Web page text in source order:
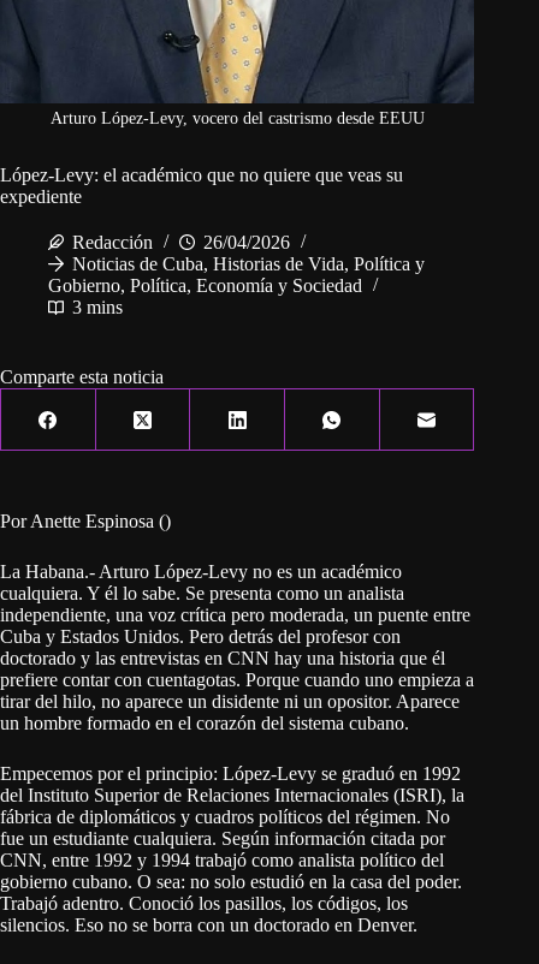
Arturo López-Levy, vocero del castrismo desde EEUU
López-Levy: el académico que no quiere que veas su
expediente
Redacción
26/04/2026
Noticias de Cuba, Historias de Vida, Política y
Gobierno, Política, Economía y Sociedad
3 mins
Comparte esta noticia
Por Anette Espinosa ()
La Habana.- Arturo López-Levy no es un académico
cualquiera. Y él lo sabe. Se presenta como un analista
independiente, una voz crítica pero moderada, un puente entre
Cuba y Estados Unidos. Pero detrás del profesor con
doctorado y las entrevistas en CNN hay una historia que él
prefiere contar con cuentagotas. Porque cuando uno empieza a
tirar del hilo, no aparece un disidente ni un opositor. Aparece
un hombre formado en el corazón del sistema cubano.
Empecemos por el principio: López-Levy se graduó en 1992
del Instituto Superior de Relaciones Internacionales (ISRI), la
fábrica de diplomáticos y cuadros políticos del régimen. No
fue un estudiante cualquiera. Según información citada por
CNN, entre 1992 y 1994 trabajó como analista político del
gobierno cubano. O sea: no solo estudió en la casa del poder.
Trabajó adentro. Conoció los pasillos, los códigos, los
silencios. Eso no se borra con un doctorado en Denver.